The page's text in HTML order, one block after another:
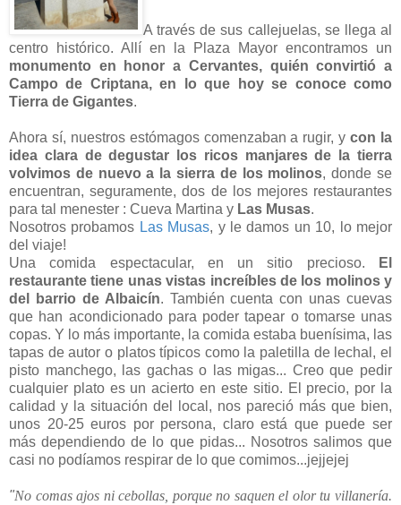
A través de sus callejuelas, se llega al
centro histórico. Allí en la Plaza Mayor encontramos un
monumento en honor a Cervantes, quién convirtió a
Campo de Criptana, en lo que hoy se conoce como
Tierra de Gigantes.
Ahora sí, nuestros estómagos comenzaban a rugir, ycon la
idea clara de degustar los ricos manjares de la tierra
volvimos de nuevo a la sierra de los molinos, donde se
encuentran, seguramente, dos de los mejores restaurantes
para tal menester : Cueva Martina y Las Musas.
Nosotros probamos Las Musas, y le damos un 10, lo mejor
del viaje!
Una comida espectacular, en un sitio precioso.
El
restaurante tiene unas vistas increíbles de los molinos y
del barrio de Albaicín. También cuenta con unas cuevas
que han acondicionado para poder tapear o tomarse unas
copas. Y lo más importante, la comida estaba buenísima, las
tapas de autor o platos típicos como la paletilla de lechal, el
pisto manchego, las gachas o las migas... Creo que pedir
cualquier plato es un acierto en este sitio. El precio, por la
calidad y la situación del local, nos pareció más que bien,
unos 20-25 euros por persona, claro está que puede ser
más dependiendo de lo que pidas... Nosotros salimos que
casi no podíamos respirar de lo que comimos...jejjejej
"No comas ajos ni cebollas, porque no saquen el olor tu villanería.